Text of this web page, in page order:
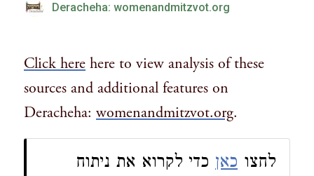
Deracheha: womenandmitzvot.org
Click here here to view analysis of these
sources and additional features on
Deracheha: womenandmitzvot.org.
לחצו כאן כדי לקרוא את ניתוח